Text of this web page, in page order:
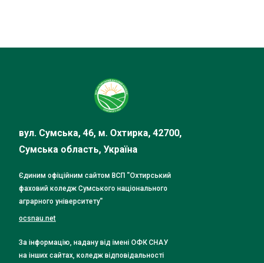
вул. Сумська, 46, м. Охтирка, 42700,
Сумська область, Україна
Єдиним офіційним сайтом ВСП "Охтирський
фаховий коледж Сумського національного
аграрного університету"
ocsnau.net
За інформацію, надану від імені ОФК СНАУ
на інших сайтах, коледж відповідальності